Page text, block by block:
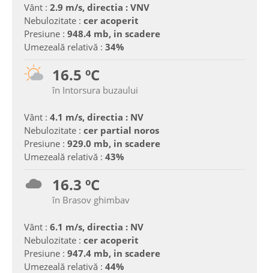
Vânt : 2.9 m/s, directia : VNV
Nebulozitate : cer acoperit
Presiune : 948.4 mb, in scadere
Umezeală relativă : 34%
16.5 ºC
în Intorsura buzaului
Vânt : 4.1 m/s, directia : NV
Nebulozitate : cer partial noros
Presiune : 929.0 mb, in scadere
Umezeală relativă : 43%
16.3 ºC
în Brasov ghimbav
Vânt : 6.1 m/s, directia : NV
Nebulozitate : cer acoperit
Presiune : 947.4 mb, in scadere
Umezeală relativă : 44%